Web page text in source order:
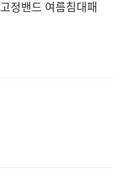
정밴드 여름침대패